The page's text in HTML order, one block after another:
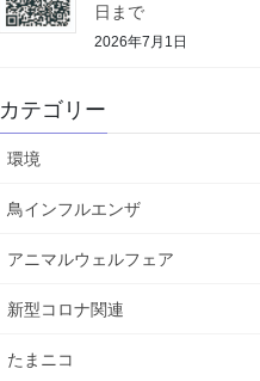
日まで
2026年7月1日
カテゴリー
環境
鳥インフルエンザ
アニマルウェルフェア
新型コロナ関連
たまニコ